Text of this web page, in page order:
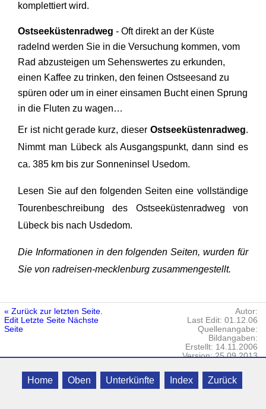
komplettiert wird.
Ostseeküstenradweg - Oft direkt an der Küste
radelnd werden Sie in die Versuchung kommen, vom
Rad abzusteigen um Sehenswertes zu erkunden,
einen Kaffee zu trinken, den feinen Ostseesand zu
spüren oder um in einer einsamen Bucht einen Sprung
in die Fluten zu wagen…
Er ist nicht gerade kurz, dieser Ostseeküstenradweg.
Nimmt man Lübeck als Ausgangspunkt, dann sind es
ca. 385 km bis zur Sonneninsel Usedom.
Lesen Sie auf den folgenden Seiten eine vollständige
Tourenbeschreibung des Ostseeküstenradweg von
Lübeck bis nach Usdedom.
Die Informationen in den folgenden Seiten, wurden für
Sie von radreisen-mecklenburg zusammengestellt.
« Zurück zur letzten Seite.
Edit Letzte Seite Nächste
Seite
Autor:
Last Edit: 01.12.06
Quellenangabe:
Bildangaben:
Erstellt: 14.11.2006
Version: 25.09.2013
Killikus® Norddeutsche Zimmerbörse Datenschutz· © 2006 - 2023 Killikus®
Nature UG · Alle Rechte vorbehalten.
Home Oben Unterkünfte Index Zurück